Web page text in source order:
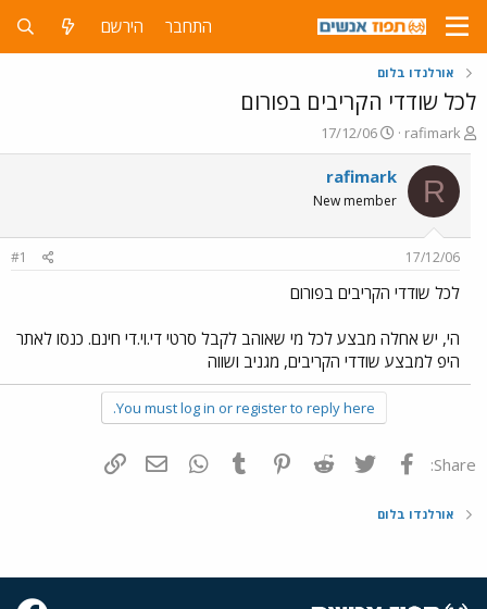
התחבר הירשם
אורלנדו בלום
לכל שודדי הקריבים בפורום
פ
ו
ת
ח
ה
ו
ש
א
rafimark
פ
ו
ר
ס
ם
ר
17/12/06
R
rafimark
New member
17/12/06
#1
לכל שודדי הקריבים בפורום
הי, יש אחלה מבצע לכל מי שאוהב לקבל סרטי די.וי.די חינם. כנסו לאתר
היפ למבצע שודדי הקריבים, מגניב ושווה
You must log in or register to reply here.
Share: פייסבוק Twitter
Reddit
Pinterest
Tumblr
WhatsAppדואר אלקטרוני
אורלנדו בלום